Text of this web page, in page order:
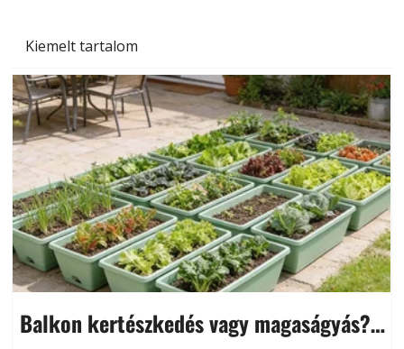
Kiemelt tartalom
Balkon kertészkedés vagy magaságyás?